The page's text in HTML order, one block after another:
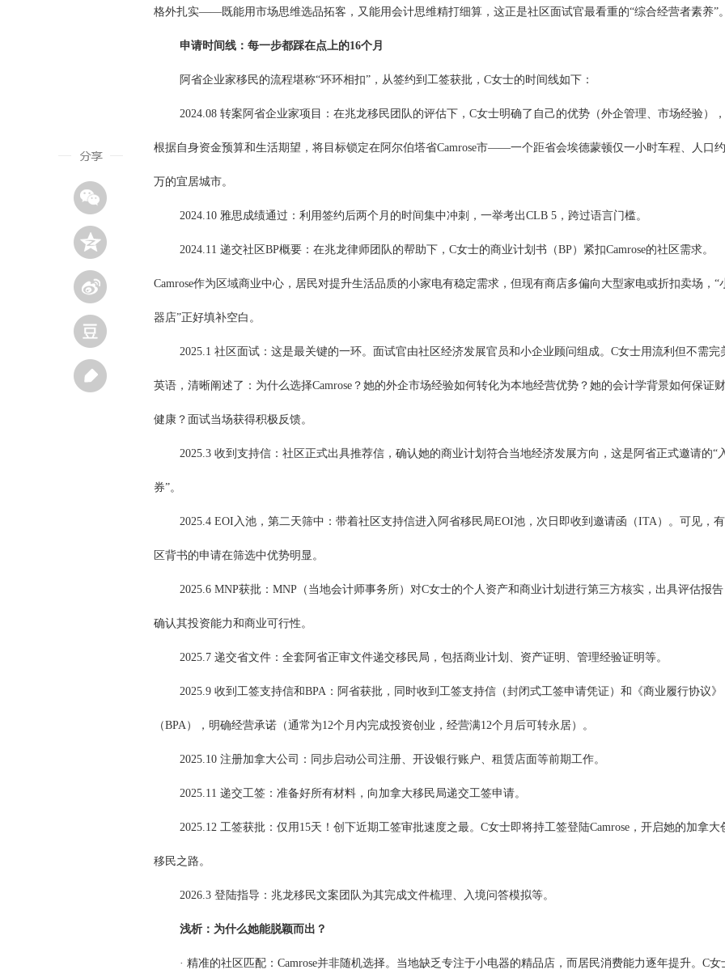
格外扎实——既能用市场思维选品拓客，又能用会计思维精打细算，这正是社区面试官最看重的“综合经营者素养”。
申请时间线：每一步都踩在点上的16个月
阿省企业家移民的流程堪称“环环相扣”，从签约到工签获批，C女士的时间线如下：
2024.08 转案阿省企业家项目：在兆龙移民团队的评估下，C女士明确了自己的优势（外企管理、市场经验）
根据自身资金预算和生活期望，将目标锁定在阿尔伯塔省Camrose市——一个距省会埃德蒙顿仅一小时车程、人口
万的宜居城市。
2024.10 雅思成绩通过：利用签约后两个月的时间集中冲刺，一举考出CLB 5，跨过语言门槛。
2024.11 递交社区BP概要：在兆龙律师团队的帮助下，C女士的商业计划书（BP）紧扣Camrose的社区需求。
Camrose作为区域商业中心，居民对提升生活品质的小家电有稳定需求，但现有商店多偏向大型家电或折扣卖场，“
器店”正好填补空白。
2025.1 社区面试：这是最关键的一环。面试官由社区经济发展官员和小企业顾问组成。C女士用流利但不需完
英语，清晰阐述了：为什么选择Camrose？她的外企市场经验如何转化为本地经营优势？她的会计学背景如何保证
健康？面试当场获得积极反馈。
2025.3 收到支持信：社区正式出具推荐信，确认她的商业计划符合当地经济发展方向，这是阿省正式邀请的“
券”。
2025.4 EOI入池，第二天筛中：带着社区支持信进入阿省移民局EOI池，次日即收到邀请函（ITA）。可见，
区背书的申请在筛选中优势明显。
2025.6 MNP获批：MNP（当地会计师事务所）对C女士的个人资产和商业计划进行第三方核实，出具评估报告
确认其投资能力和商业可行性。
2025.7 递交省文件：全套阿省正审文件递交移民局，包括商业计划、资产证明、管理经验证明等。
2025.9 收到工签支持信和BPA：阿省获批，同时收到工签支持信（封闭式工签申请凭证）和《商业履行协议》
（BPA），明确经营承诺（通常为12个月内完成投资创业，经营满12个月后可转永居）。
2025.10 注册加拿大公司：同步启动公司注册、开设银行账户、租赁店面等前期工作。
2025.11 递交工签：准备好所有材料，向加拿大移民局递交工签申请。
2025.12 工签获批：仅用15天！创下近期工签审批速度之最。C女士即将持工签登陆Camrose，开启她的加拿大
移民之路。
2026.3 登陆指导：兆龙移民文案团队为其完成文件梳理、入境问答模拟等。
浅析：为什么她能脱颖而出？
· 精准的社区匹配：Camrose并非随机选择。当地缺乏专注于小电器的精品店，而居民消费能力逐年提升。C女